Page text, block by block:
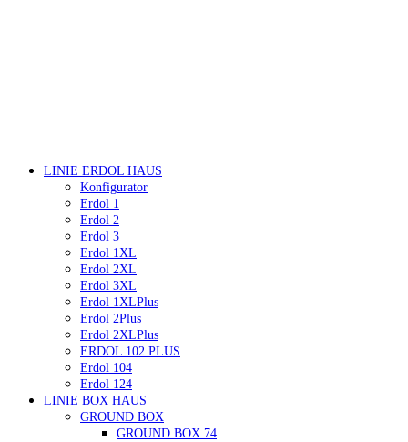
LINIE ERDOL HAUS
Konfigurator
Erdol 1
Erdol 2
Erdol 3
Erdol 1XL
Erdol 2XL
Erdol 3XL
Erdol 1XLPlus
Erdol 2Plus
Erdol 2XLPlus
ERDOL 102 PLUS
Erdol 104
Erdol 124
LINIE BOX HAUS
GROUND BOX
GROUND BOX 74